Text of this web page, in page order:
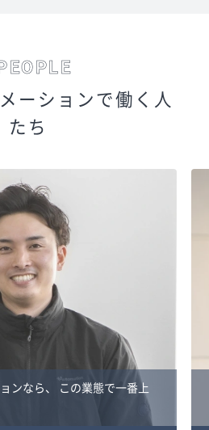
ーションで働く人
たち
ンなら、
この業態で一番上